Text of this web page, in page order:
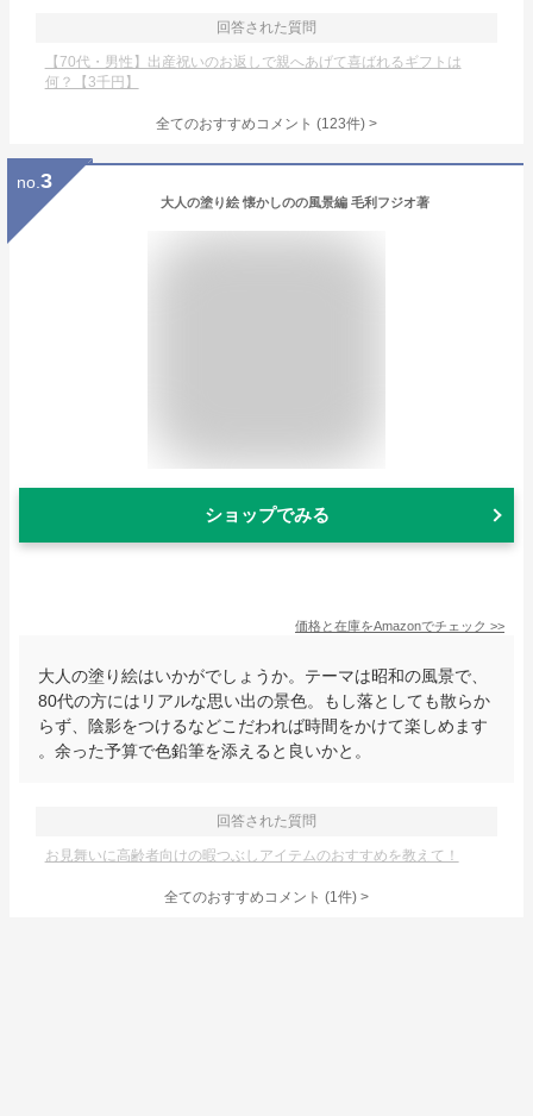
回答された質問
【70代・男性】出産祝いのお返しで親へあげて喜ばれるギフトは
何？【3千円】
全てのおすすめコメント (123件) >
no. 3
大人の塗り絵 懐かしのの風景編 毛利フジオ著
ショップでみる
価格と在庫をAmazonでチェック >>
大人の塗り絵はいかがでしょうか。テーマは昭和の風景で、
80代の方にはリアルな思い出の景色。もし落としても散らか
らず、陰影をつけるなどこだわれば時間をかけて楽しめます
。余った予算で色鉛筆を添えると良いかと。
回答された質問
お見舞いに高齢者向けの暇つぶしアイテムのおすすめを教えて！
全てのおすすめコメント (1件) >